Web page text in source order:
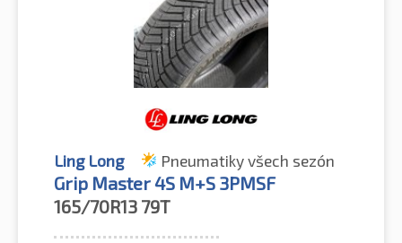
Ling Long Pneumatiky všech sezón
Grip Master 4S M+S 3PMSF
165/70R13 79T